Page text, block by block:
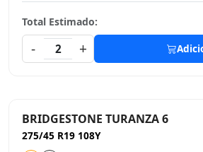
Total Estimado:
-
2 +
BRIDGESTONE TURANZA 6
275/45 R19 108Y